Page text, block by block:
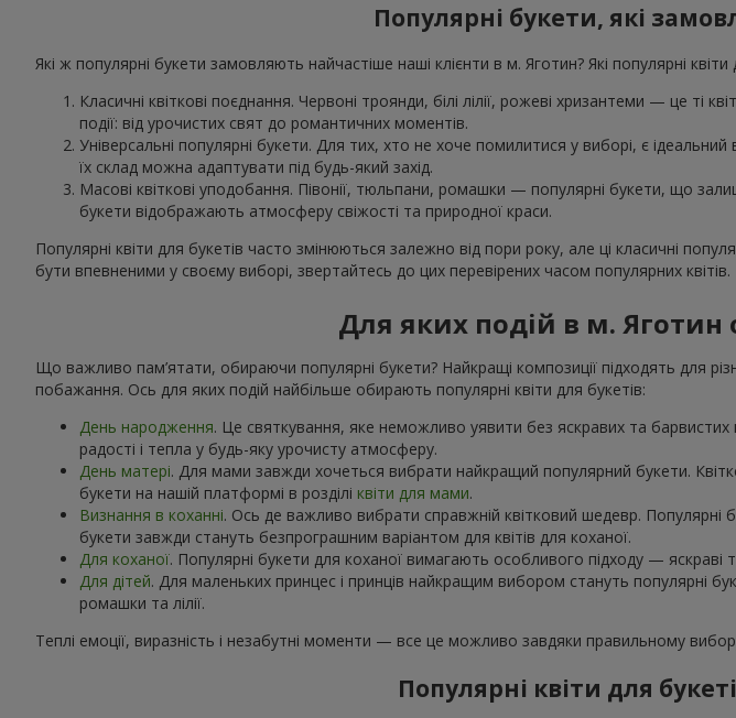
Популярні букети, які
Які ж популярні букети замовляють найчастіше наші клієнти в м. Яготин? Які популярні
Класичні квіткові поєднання. Червоні троянди, білі лілії, рожеві хризантеми — це ті
події: від урочистих свят до романтичних моментів.
Універсальні популярні букети. Для тих, хто не хоче помилитися у виборі, є
їх склад можна адаптувати під будь-який захід.
Масові квіткові уподобання. Півонії, тюльпани, ромашки — популярні букети, що
букети відображають атмосферу свіжості та природної краси.
Популярні квіти для букетів часто змінюються залежно від пори року, але ці класичні
бути впевненими у своєму виборі, звертайтесь до цих перевірених часом популярних квітів.
Для яких подій в м. Яготин
Що важливо пам’ятати, обираючи популярні букети? Найкращі композиції підходять для
побажання. Ось для яких подій найбільше обирають популярні квіти для букетів:
День народження. Це святкування, яке неможливо уявити без яскравих та барвистих
радості і тепла у будь-яку урочисту атмосферу.
День матері. Для мами завжди хочеться вибрати найкращий популярний букети.
букети на нашій платформі в розділі квіти для мами.
Визнання в коханні. Ось де важливо вибрати справжній квітковий шедевр. Популярні
букети завжди стануть безпрограшним варіантом для квітів для коханої.
Для коханої. Популярні букети для коханої вимагають особливого підходу — яскраві
Для дітей. Для маленьких принцес і принців найкращим вибором стануть популярні
ромашки та лілії.
Теплі емоції, виразність і незабутні моменти — все це можливо завдяки правильному
Популярні квіти для